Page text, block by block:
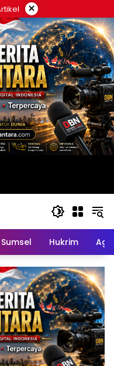
×
Sumsel Hukrim